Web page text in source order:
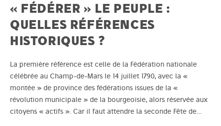
« FÉDÉRER » LE PEUPLE :
QUELLES RÉFÉRENCES
HISTORIQUES ?
La première référence est celle de la Fédération nationale
célébrée au Champ-de-Mars le 14 juillet 1790, avec la «
montée » de province des fédérations issues de la «
révolution municipale » de la bourgeoisie, alors réservée aux
citoyens « actifs ». Car il faut attendre la seconde Fête de…